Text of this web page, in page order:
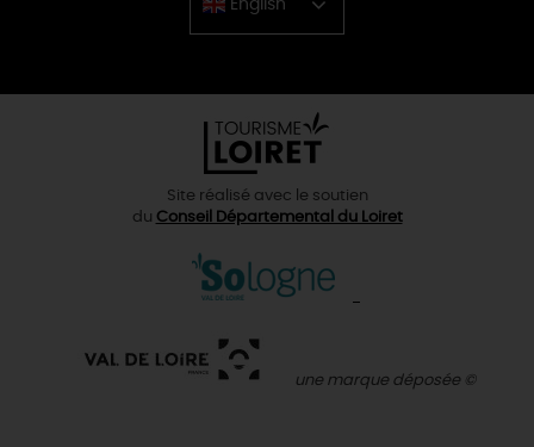
English
Chinese
Site réalisé avec le soutien
du Conseil Départemental du Loiret
une marque déposée ©